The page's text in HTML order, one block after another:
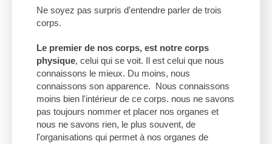
Ne soyez pas surpris d'entendre parler de trois
corps.
Le premier de nos corps, est notre corps
physique, celui qui se voit. Il est celui que nous
connaissons le mieux. Du moins, nous
connaissons son apparence. Nous connaissons
moins bien l'intérieur de ce corps. nous ne savons
pas toujours nommer et placer nos organes et
nous ne savons rien, le plus souvent, de
l'organisations qui permet à nos organes de